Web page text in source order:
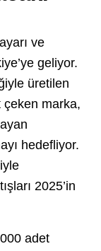
ve
geliyor.
üretilen
marka,
hedefliyor.
2025’in
adet